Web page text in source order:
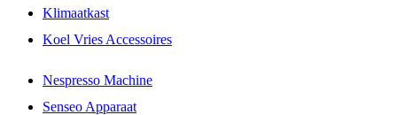
Klimaatkast
Koel Vries Accessoires
Nespresso Machine
Senseo Apparaat